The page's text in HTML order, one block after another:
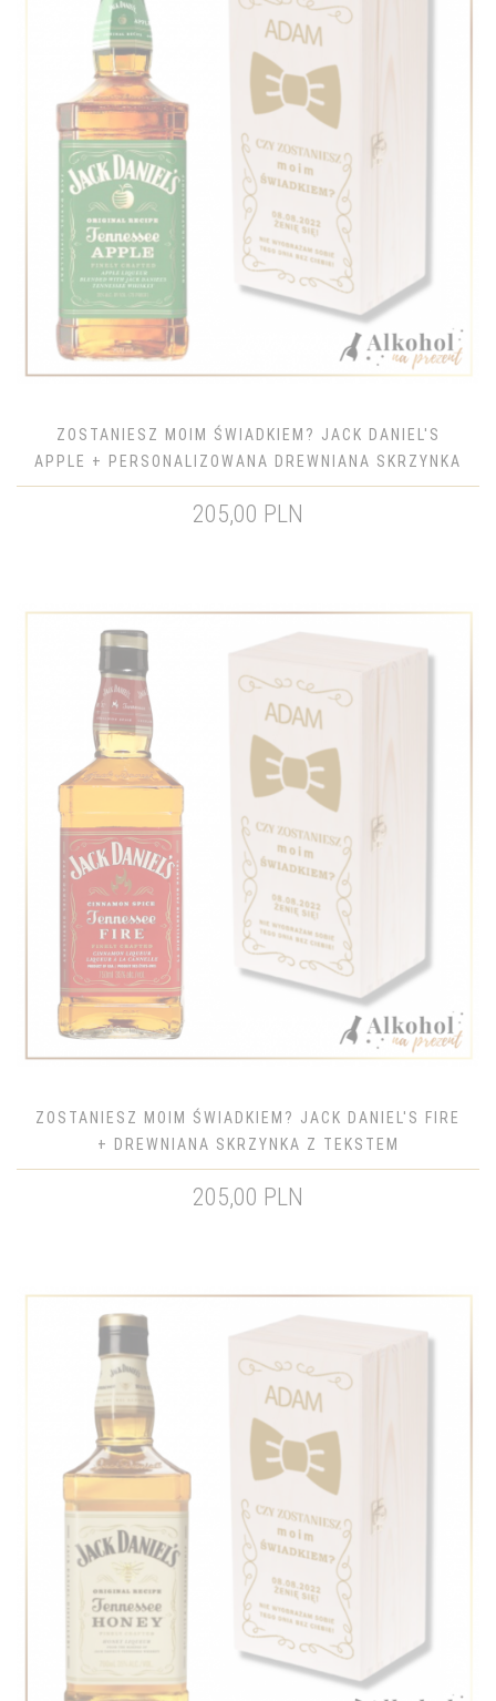
ZOSTANIESZ MOIM ŚWIADKIEM? JACK DANIEL'S
APPLE + PERSONALIZOWANA DREWNIANA SKRZYNKA
205,00 PLN
ZOSTANIESZ MOIM ŚWIADKIEM? JACK DANIEL'S FIRE
+ DREWNIANA SKRZYNKA Z TEKSTEM
205,00 PLN